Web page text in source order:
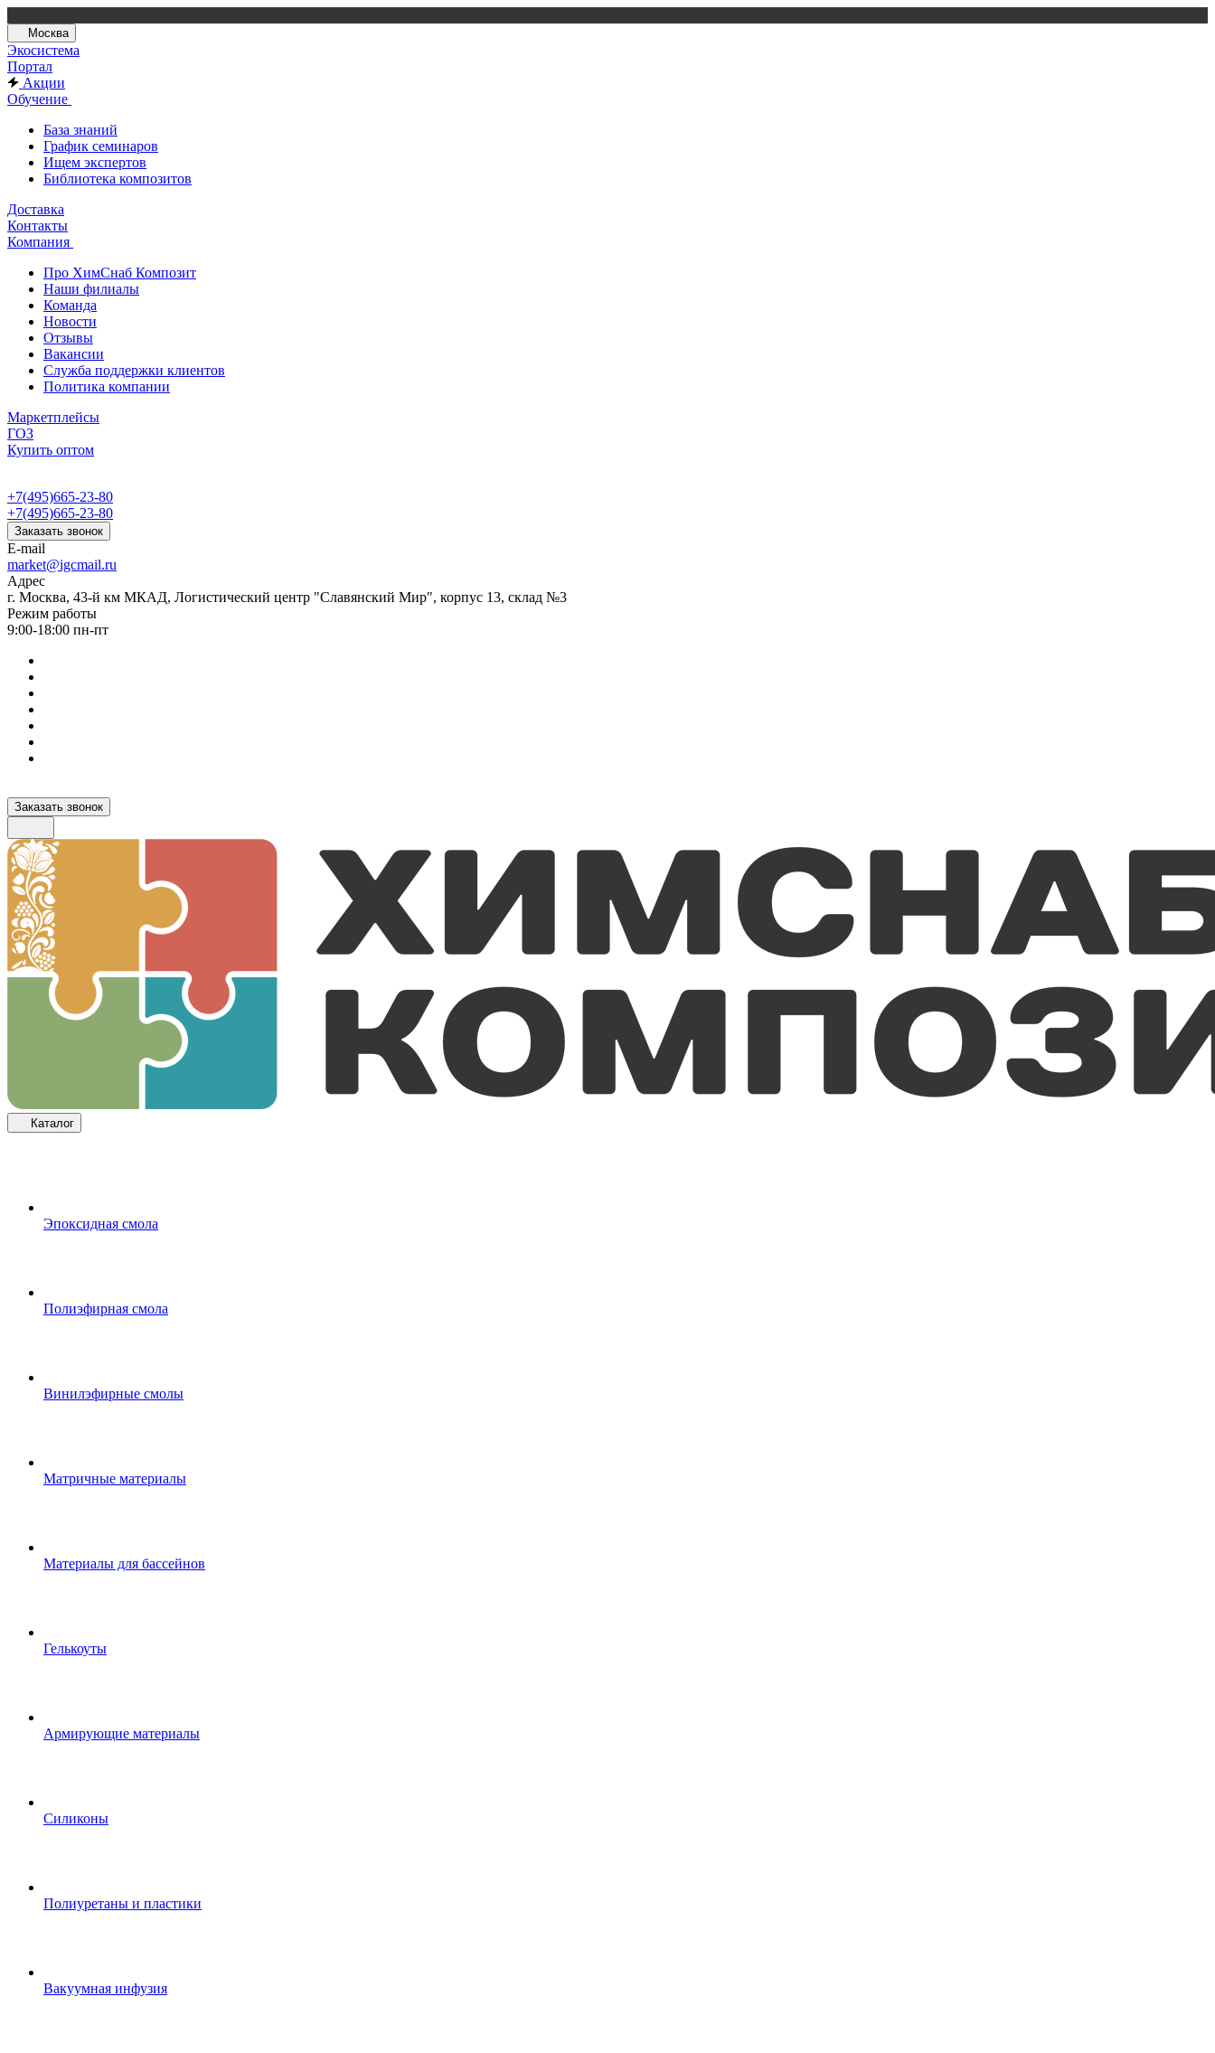
Москва
Экосистема
Портал
Акции
Обучение
База знаний
График семинаров
Ищем экспертов
Библиотека композитов
Доставка
Контакты
Компания
Про ХимСнаб Композит
Наши филиалы
Команда
Новости
Отзывы
Вакансии
Служба поддержки клиентов
Политика компании
Маркетплейсы
ГОЗ
Купить оптом
+7(495)665-23-80
+7(495)665-23-80
Заказать звонок
E-mail
market@igcmail.ru
Адрес
г. Москва, 43-й км МКАД, Логистический центр "Славянский Мир", корпус 13, склад №3
Режим работы
9:00-18:00 пн-пт
Заказать звонок
Каталог
Эпоксидная смола
Полиэфирная смола
Винилэфирные смолы
Матричные материалы
Материалы для бассейнов
Гелькоуты
Армирующие материалы
Силиконы
Полиуретаны и пластики
Вакуумная инфузия